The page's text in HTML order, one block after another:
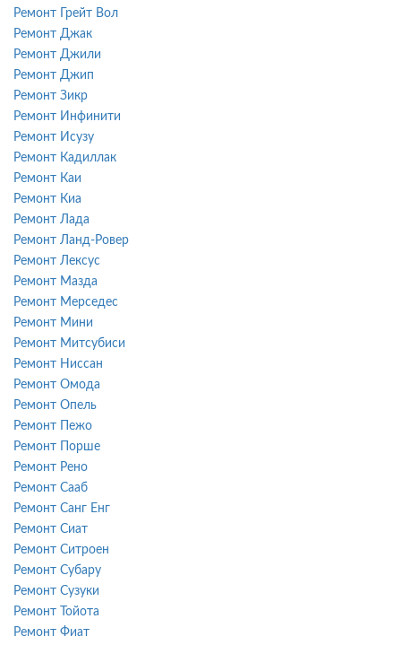
Ремонт Грейт Вол
Ремонт Джак
Ремонт Джили
Ремонт Джип
Ремонт Зикр
Ремонт Инфинити
Ремонт Исузу
Ремонт Кадиллак
Ремонт Каи
Ремонт Киа
Ремонт Лада
Ремонт Ланд-Ровер
Ремонт Лексус
Ремонт Мазда
Ремонт Мерседес
Ремонт Мини
Ремонт Митсубиси
Ремонт Ниссан
Ремонт Омода
Ремонт Опель
Ремонт Пежо
Ремонт Порше
Ремонт Рено
Ремонт Сааб
Ремонт Санг Енг
Ремонт Сиат
Ремонт Ситроен
Ремонт Субару
Ремонт Сузуки
Ремонт Тойота
Ремонт Фиат